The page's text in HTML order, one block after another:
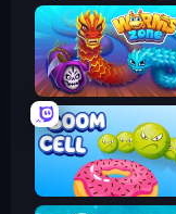
Worms.Zone
Boom Cell